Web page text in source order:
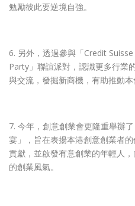
勉勵彼此要逆境自強。
6. 另外，透過參與「Credit
Party」聯誼派對，認識更多行業
與交流，發掘新商機，有助推動本
7. 今年，創意創業會更隆重舉辦
宴」，旨在表揚本港創意創業者
貢獻，並啟發有意創業的年輕人
的創業風氣。